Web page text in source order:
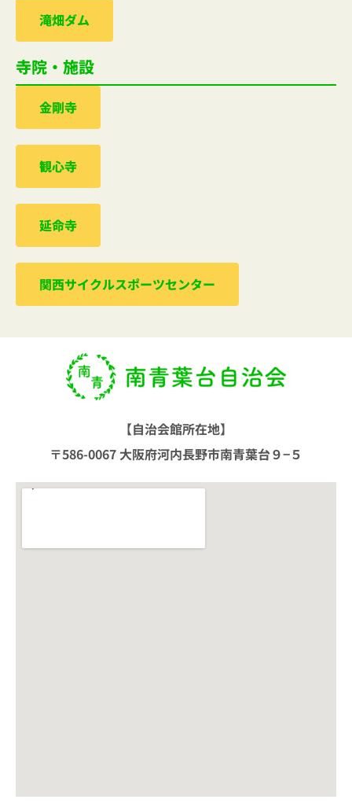
滝畑ダム
寺院・施設
金剛寺
観心寺
延命寺
関西サイクルスポーツセンター
【自治会館所在地】
〒586-0067 大阪府河内長野市南青葉台９−５